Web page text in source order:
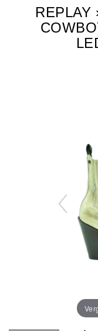
REPLAY